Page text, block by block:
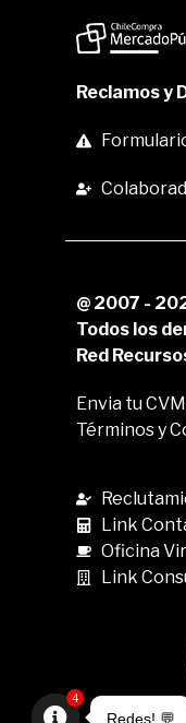
Reclamos y
@ 2007 -
Todos los
Red
Envia tu CV
Términos y
Link
Oficina
Link
Redes! 💬
4